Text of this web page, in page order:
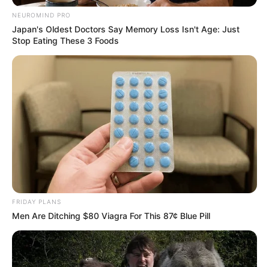
NEUROMIND PRO
Japan's Oldest Doctors Say Memory Loss Isn't Age: Just
Stop Eating These 3 Foods
FRIDAY PLANS
Men Are Ditching $80 Viagra For This 87¢ Blue Pill